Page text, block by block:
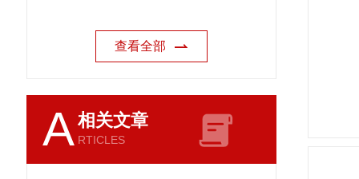
查看全部
A相关文章
RTICLES